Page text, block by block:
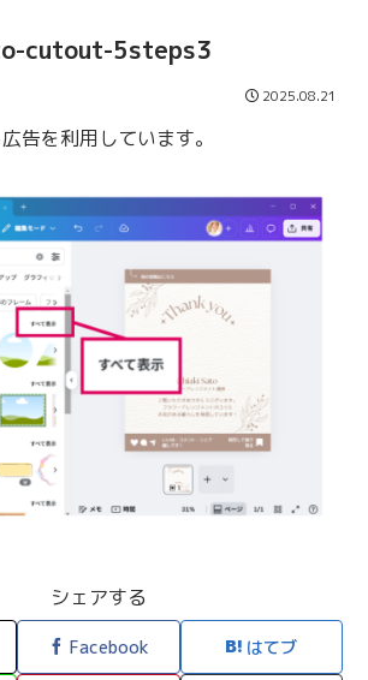
cutout-5steps3
2025.08.21
告を利用しています。
シェアする
Facebook はてブ